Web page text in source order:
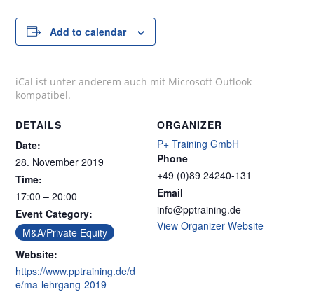
Add to calendar
iCal ist unter anderem auch mit Microsoft Outlook
kompatibel.
DETAILS
Date:
28. November 2019
Time:
17:00 – 20:00
Event Category:
M&A/Private Equity
Website:
https://www.pptraining.de/d
e/ma-lehrgang-2019
ORGANIZER
P+ Training GmbH
Phone
+49 (0)89 24240-131
Email
info@pptraining.de
View Organizer Website